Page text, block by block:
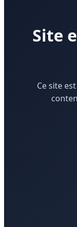
Site
Ce site